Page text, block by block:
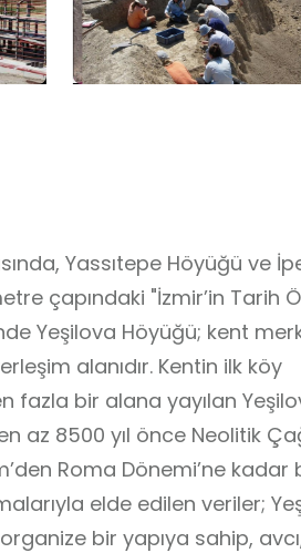
Yassıtepe Höyüğü ve
çapındaki "İzmir’in Tarih
Yeşilova Höyüğü; kent
alanıdır. Kentin ilk köy
az 8500 yıl önce Neolitik
Roma Dönemi’ne kadar
elde edilen veriler;
bir yapıya sahip,